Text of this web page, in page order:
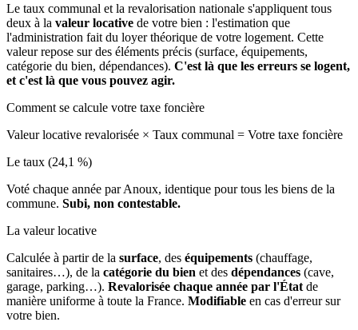
Le taux communal et la revalorisation nationale s'appliquent tous
deux à la valeur locative de votre bien : l'estimation que
l'administration fait du loyer théorique de votre logement. Cette
valeur repose sur des éléments précis (surface, équipements,
catégorie du bien, dépendances). C'est là que les erreurs se logent,
et c'est là que vous pouvez agir.
Comment se calcule votre taxe foncière
Valeur locative revalorisée × Taux communal = Votre taxe foncière
Le taux (24,1 %)
Voté chaque année par Anoux, identique pour tous les biens de la
commune. Subi, non contestable.
La valeur locative
Calculée à partir de la surface, des équipements (chauffage,
sanitaires…), de la catégorie du bien et des dépendances (cave,
garage, parking…). Revalorisée chaque année par l'État de
manière uniforme à toute la France. Modifiable en cas d'erreur sur
votre bien.